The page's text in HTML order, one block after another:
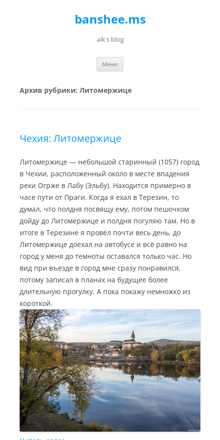
banshee.ms
aik's blog
Меню
Архив рубрики: Литомержице
Чехия: Литомержице
Литомержице — небольшой старинный (1057) город
в Чехии, расположенный около в месте впадения
реки Огрже в Лабу (Эльбу). Находится примерно в
часе пути от Праги. Когда я ехал в Терезин, то
думал, что полдня посвящу ему, потом пешочком
дойду до Литомержице и полдня погуляю там. Но в
итоге в Терезине я провёл почти весь день, до
Литомержице доехал на автобусе и всё равно на
город у меня до темноты оставался только час. Но
вид при въезде в город мне сразу понравился,
потому записал в планах на будущее более
длительную прогулку. А пока покажу немножко из
короткой.